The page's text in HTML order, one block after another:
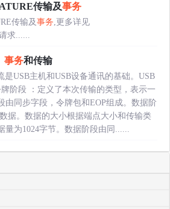
传输及事务
传输及 事务 ,更多详见
求......
事务和传输
是USB主机和USB设备通讯的基础。USB
阶段 ：定义了本次传输的类型，表示一
由同步字段，令牌包和EOP组成。数据阶
据。数据的大小根据端点大小和传输类
为1024字节。数据阶段由同......